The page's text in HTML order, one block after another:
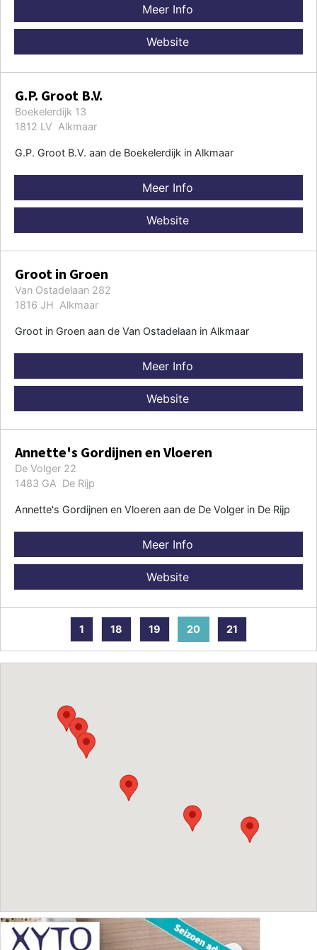
Meer Info
Website
G.P. Groot B.V.
Boekelerdijk 13
1812 LV Alkmaar
G.P. Groot B.V. aan de Boekelerdijk in Alkmaar
Meer Info
Website
Groot in Groen
Van Ostadelaan 282
1816 JH Alkmaar
Groot in Groen aan de Van Ostadelaan in Alkmaar
Meer Info
Website
Annette's Gordijnen en Vloeren
De Volger 22
1483 GA De Rijp
Annette's Gordijnen en Vloeren aan de De Volger in De Rijp
Meer Info
Website
1 18 19 20 21